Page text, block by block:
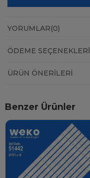
YORUMLAR(0)
ÖDEME SEÇENEKLERI
ÜRÜN ÖNERILERI
Benzer Ürünler